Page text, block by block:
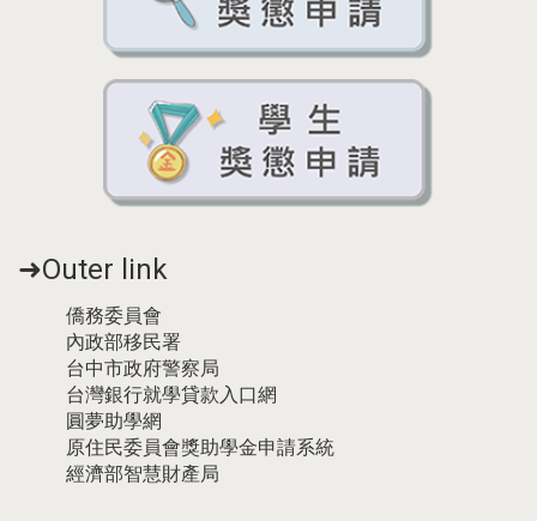
➜Outer link
僑務委員會
內政部移民署
台中市政府警察局
台灣銀行就學貸款入口網
圓夢助學網
原住民委員會獎助學金申請系統
經濟部智慧財產局